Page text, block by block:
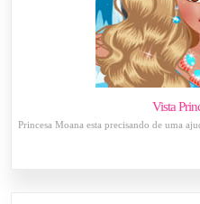
Vista
Princesa Moana esta precisando de uma